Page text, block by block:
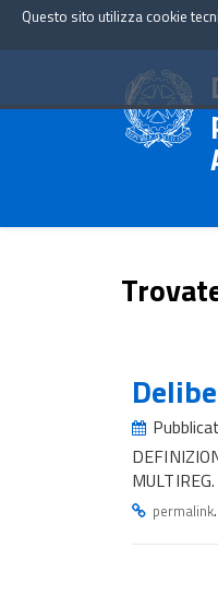
permalink.
Questo sito utilizza cookie